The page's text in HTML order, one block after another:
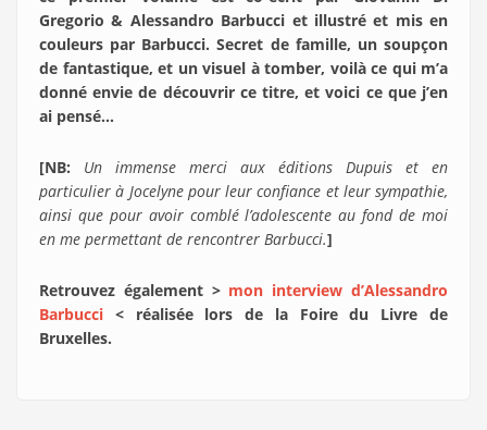
Gregorio & Alessandro Barbucci et illustré et mis en
couleurs par Barbucci. Secret de famille, un soupçon
de fantastique, et un visuel à tomber, voilà ce qui m’a
donné envie de découvrir ce titre, et voici ce que j’en
ai pensé…
[NB: Un immense merci aux éditions Dupuis et en
particulier à Jocelyne pour leur confiance et leur sympathie,
ainsi que pour avoir comblé l’adolescente au fond de moi
en me permettant de rencontrer Barbucci.]
Retrouvez également > mon interview d’Alessandro
Barbucci < réalisée lors de la Foire du Livre de
Bruxelles.